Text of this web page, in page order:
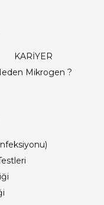
KARİYER
Mikrogen ?